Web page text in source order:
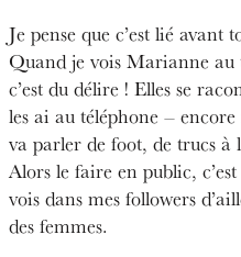
Je pense que c’est lié avant
Quand je vois Marianne au
c’est du délire ! Elles se
les ai au téléphone –
va parler de foot, de trucs à
Alors le faire en public,
vois dans mes followers
des femmes.